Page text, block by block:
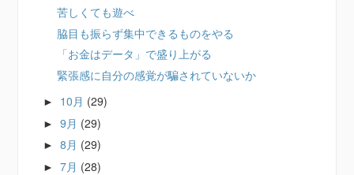
苦しくても遊べ
脇目も振らず集中できるものをやる
「お金はデータ」で盛り上がる
緊張感に自分の感覚が騙されていないか
► 10月 (29)
►9月 (29)
►8月 (29)
►7月 (28)